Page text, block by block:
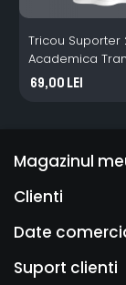
Tricou Suporter
Academica
alb
69,00 Lei
Magazinul
Clienti
Date
Suport clienti